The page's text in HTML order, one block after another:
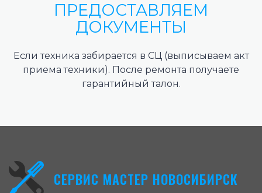
ПРЕДОСТАВЛЯЕМ
ДОКУМЕНТЫ
Если техника забирается в СЦ (выписываем акт
приема техники). После ремонта получаете
гарантийный талон.
СЕРВИС МАСТЕР НОВОСИБИРСК